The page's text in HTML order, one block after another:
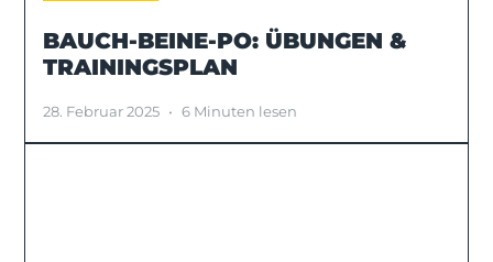
BAUCH-BEINE-PO: ÜBUNGEN &
TRAININGSPLAN
28. Februar 2025 • 6 Minuten lesen